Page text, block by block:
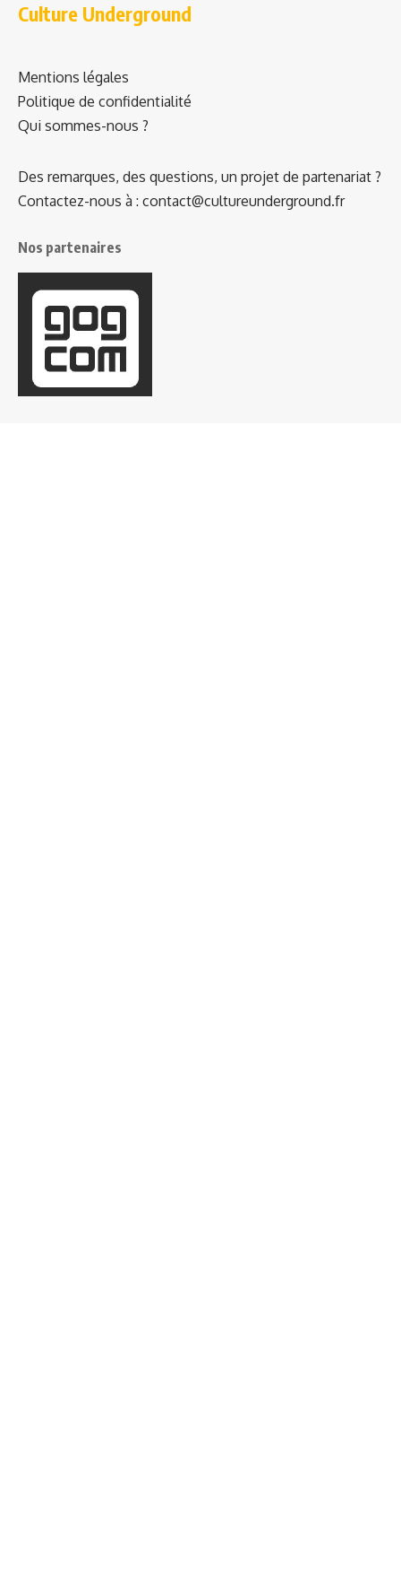
Culture Underground
Mentions légales
Politique de confidentialité
Qui sommes-nous ?
Des remarques, des questions, un projet de partenariat ?
Contactez-nous à : contact@cultureunderground.fr
Nos partenaires